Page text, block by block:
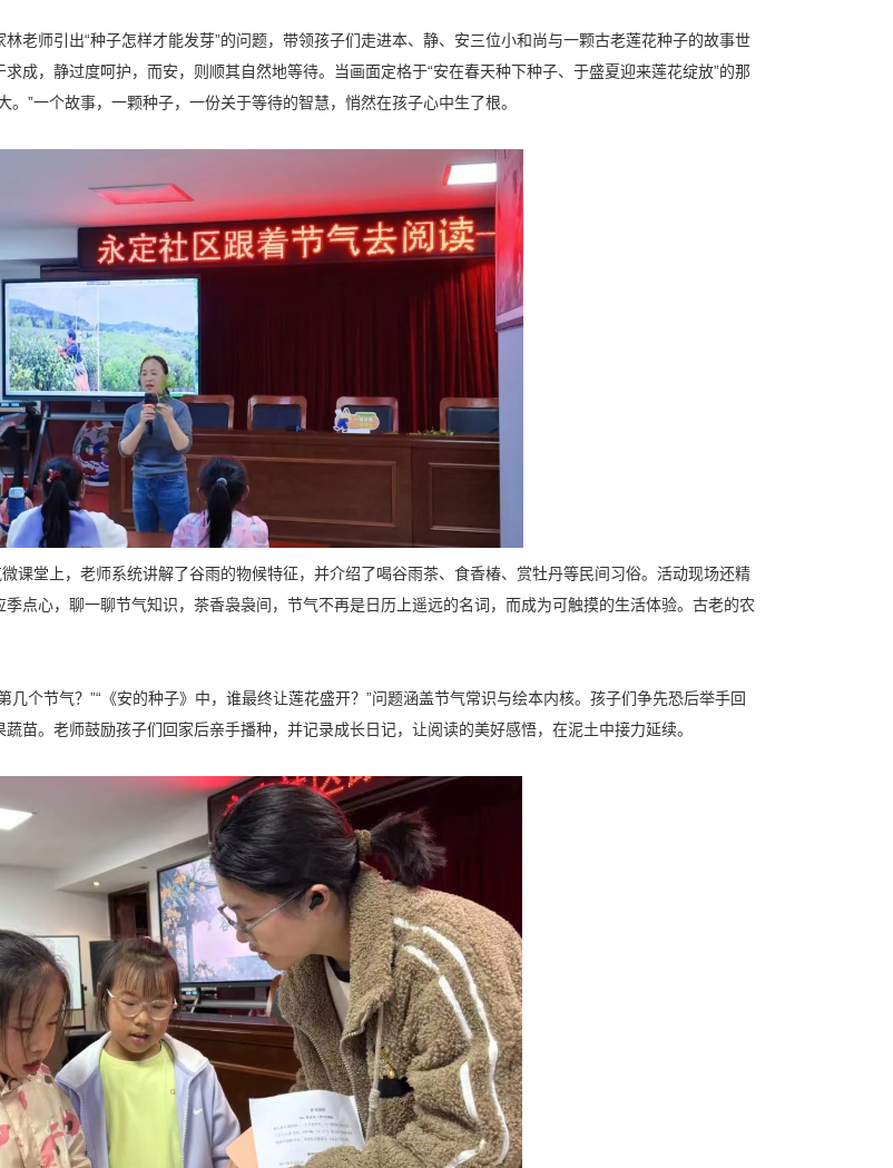
老师引出“种子怎样才能发芽”的问题，带领孩子们走进本、静、安三位小和尚与一颗古老莲花种子的故事世
成，静过度呵护，而安，则顺其自然地等待。当画面定格于“安在春天种下种子、于盛夏迎来莲花绽放”的那
”一个故事，一颗种子，一份关于等待的智慧，悄然在孩子心中生了根。
课堂上，老师系统讲解了谷雨的物候特征，并介绍了喝谷雨茶、食香椿、赏牡丹等民间习俗。活动现场还精
点心，聊一聊节气知识，茶香袅袅间，节气不再是日历上遥远的名词，而成为可触摸的生活体验。古老的农
个节气？”“《安的种子》中，谁最终让莲花盛开？”问题涵盖节气常识与绘本内核。孩子们争先恐后举手回
苗。老师鼓励孩子们回家后亲手播种，并记录成长日记，让阅读的美好感悟，在泥土中接力延续。